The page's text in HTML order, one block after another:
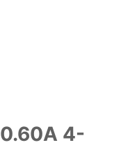
0.60A 4-